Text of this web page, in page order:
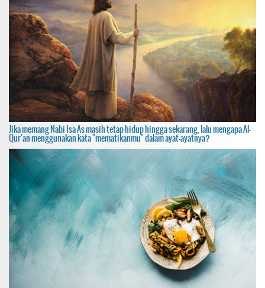
Jika memang Nabi Isa As masih tetap hidup hingga sekarang, lalu mengapa Al-
Qur'an menggunakan kata "mematikanmu" dalam ayat-ayatnya?